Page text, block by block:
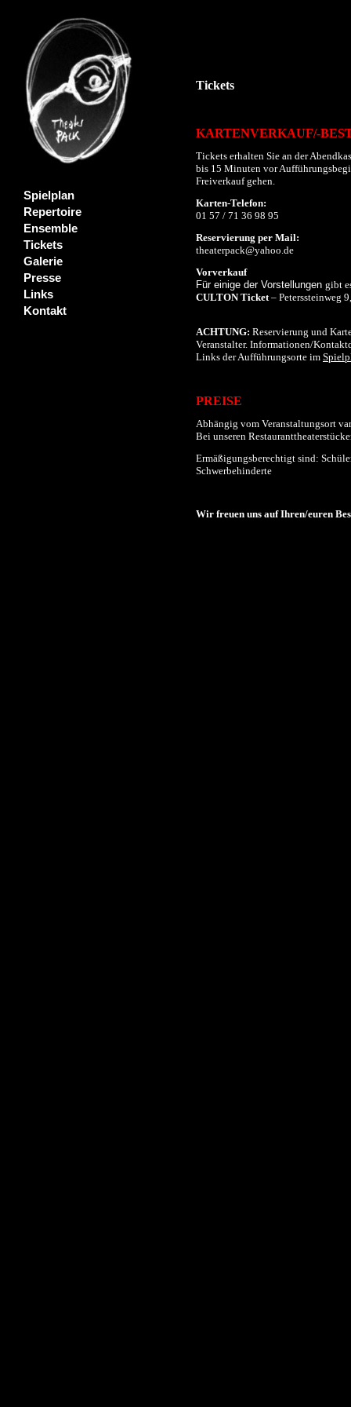
Spielplan
Repertoire
Ensemble
Tickets
Galerie
Presse
Links
Kontakt
Tickets
KARTENVERKAUF/-
Tickets erhalten Sie an der
bis 15 Minuten vor
Freiverkauf gehen.
Karten-Telefon:
01 57 / 71 36 98 95
Reservierung per Mail:
theaterpack@yahoo.de
Vorverkauf
Für einige der Vorstellungen gibt
CULTON Ticket– Peterssteinweg
ACHTUNG: Reservierung und
Veranstalter. Informationen/
Links derAufführungsorte im
PREISE
Abhängig vom Veranstaltungsort
Bei unseren
Ermäßigungsberechtigt sind:
Schwerbehinderte
Wir freuen uns auf Ihren/euren